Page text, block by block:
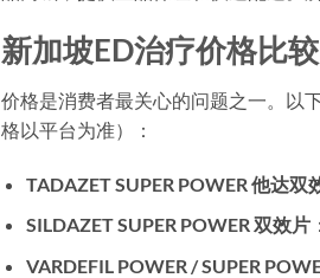
新加坡ED治疗价格比较
价格是消费者最关心的问题之一。以
格以平台为准）：
TADAZET SUPER POWER 他达双
SILDAZET SUPER POWER 双效片
VARDEFIL POWER / SUPER